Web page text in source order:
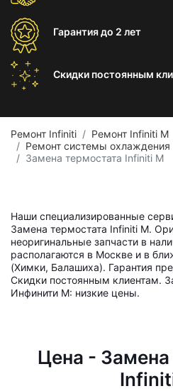
Гарантиядо 2 лет
Скидки постоянным
Ремонт Infiniti
Ремонт Infiniti M
Ремонт системы охлаждения
Замена термостата Infiniti M
Наши специализированные
Замена термостата Infiniti M.
неоригинальные запчасти в
располагаются в Москве и в
(Химки, Балашиха). Гарантия
Скидки постоянным клиентам.
Инфинити M: низкие цены.
Цена - Замена